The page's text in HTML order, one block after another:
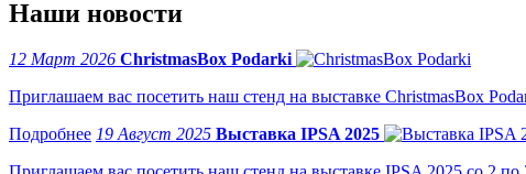
Наши новости
12 Март 2026 ChristmasBox Podarki
Приглашаем вас посетить наш стенд на выставке ChristmasBox
19 Август 2025 Выставка IPSA 2025